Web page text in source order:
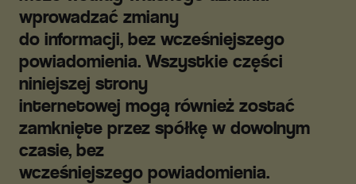
wprowadzać zmiany
do informacji, bez wcześniejszego
powiadomienia. Wszystkie części
niniejszej strony
internetowej mogą również zostać
zamknięte przez spółkę w dowolnym
czasie, bez
wcześniejszego powiadomienia.